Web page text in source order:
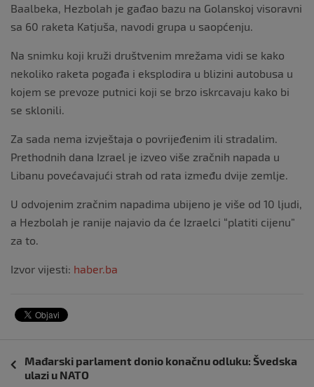
Baalbeka, Hezbolah je gađao bazu na Golanskoj visoravni
sa 60 raketa Katjuša, navodi grupa u saopćenju.
Na snimku koji kruži društvenim mrežama vidi se kako
nekoliko raketa pogađa i eksplodira u blizini autobusa u
kojem se prevoze putnici koji se brzo iskrcavaju kako bi
se sklonili.
Za sada nema izvještaja o povrijeđenim ili stradalim.
Prethodnih dana Izrael je izveo više zračnih napada u
Libanu povećavajući strah od rata između dvije zemlje.
U odvojenim zračnim napadima ubijeno je više od 10 ljudi,
a Hezbolah je ranije najavio da će Izraelci “platiti cijenu”
za to.
Izvor vijesti: haber.ba
objava
Mađarski parlament donio konačnu odluku: Švedska
ulazi u NATO